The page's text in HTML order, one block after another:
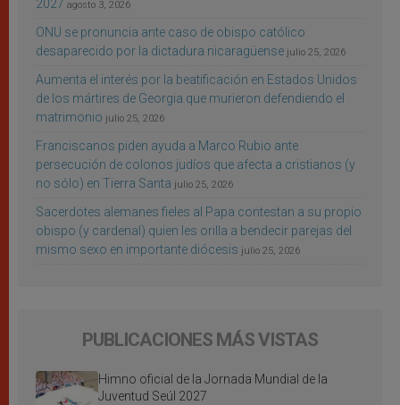
2027 agosto 3, 2026
ONU se pronuncia ante caso de obispo católico
desaparecido por la dictadura nicaragüense julio 25, 2026
Aumenta el interés por la beatificación en Estados Unidos
de los mártires de Georgia que murieron defendiendo el
matrimonio julio 25, 2026
Franciscanos piden ayuda a Marco Rubio ante
persecución de colonos judíos que afecta a cristianos (y
no sólo) en Tierra Santa julio 25, 2026
Sacerdotes alemanes fieles al Papa contestan a su propio
obispo (y cardenal) quien les orilla a bendecir parejas del
mismo sexo en importante diócesis julio 25, 2026
PUBLICACIONES MÁS VISTAS
Himno oficial de la Jornada Mundial de la
Juventud Seúl 2027